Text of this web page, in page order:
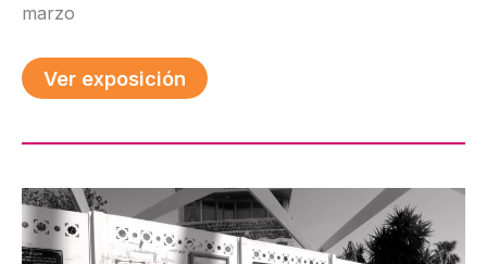
marzo
Ver exposición